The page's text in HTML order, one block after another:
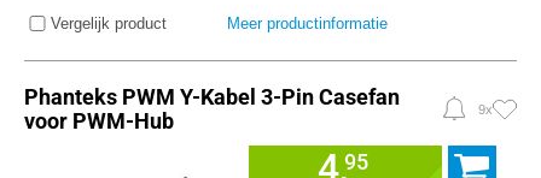
Vergelijk product Meer productinformatie
Phanteks PWM Y-Kabel 3-Pin Casefan
voor PWM-Hub
9x
4,95